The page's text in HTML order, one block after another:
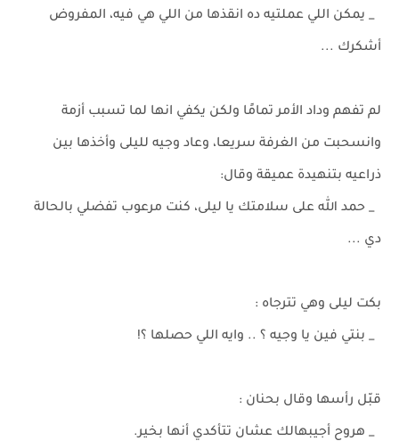
_ يمكن اللي عملتيه ده انقذها من اللي هي فيه، المفروض
أشكرك ...
لم تفهم وداد الأمر تمامًا ولكن يكفي انها لما تسبب أزمة
وانسحبت من الغرفة سريعا، وعاد وجيه لليلى وأخذها بين
ذراعيه بتنهيدة عميقة وقال:
_ حمد الله على سلامتك يا ليلى، كنت مرعوب تفضلي بالحالة
دي ...
بكت ليلى وهي تترجاه :
_ بنتي فين يا وجيه ؟ .. وايه اللي حصلها ؟!
قبّل رأسها وقال بحنان :
_ هروح أجيبهالك عشان تتأكدي أنها بخير.